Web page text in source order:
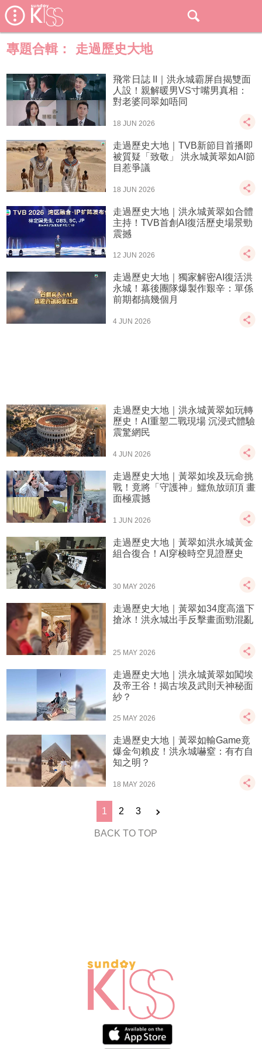
專題合輯： 走過歷史大地
飛常日誌 II｜洪永城霸屏自揭雙面
人設！親解暖男VS寸嘴男真相：
對老婆同翠如唔同
18 JUN 2026
走過歷史大地｜TVB新節目首播即
被質疑「致敬」 洪永城黃翠如AI節
目惹爭議
18 JUN 2026
走過歷史大地｜洪永城黃翠如合體
主持！TVB首創AI復活歷史場景勁
震撼
12 JUN 2026
走過歷史大地｜獨家解密AI復活洪
永城！幕後團隊爆製作艱辛：單係
前期都搞幾個月
4 JUN 2026
走過歷史大地｜洪永城黃翠如玩轉
歷史！AI重塑二戰現場 沉浸式體驗
震驚網民
4 JUN 2026
走過歷史大地｜黃翠如埃及玩命挑
戰！竟將「守護神」鱷魚放頭頂 畫
面極震撼
1 JUN 2026
走過歷史大地｜黃翠如洪永城黃金
組合復合！AI穿梭時空見證歷史
30 MAY 2026
走過歷史大地｜黃翠如34度高溫下
搶冰！洪永城出手反擊畫面勁混亂
25 MAY 2026
走過歷史大地｜洪永城黃翠如闖埃
及帝王谷！揭古埃及武則天神秘面
紗？
25 MAY 2026
走過歷史大地｜黃翠如輸Game竟
爆金句賴皮！洪永城嚇窒：有冇自
知之明？
18 MAY 2026
1 2 3
BACK TO TOP